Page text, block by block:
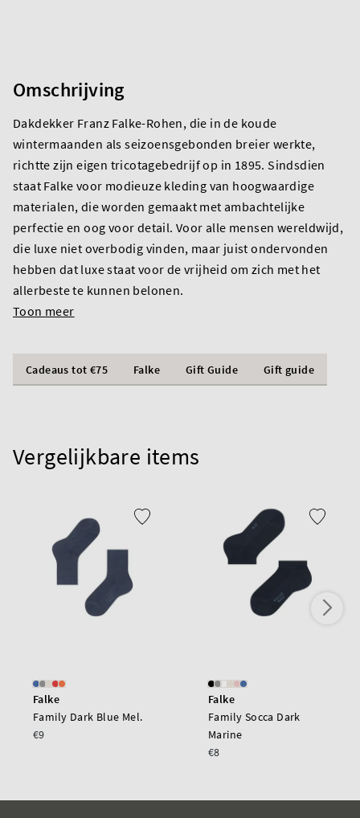
Omschrijving
Dakdekker Franz Falke-Rohen, die in de koude
wintermaanden als seizoensgebonden breier werkte,
richtte zijn eigen tricotagebedrijf op in 1895. Sindsdien
staat Falke voor modieuze kleding van hoogwaardige
materialen, die worden gemaakt met ambachtelijke
perfectie en oog voor detail. Voor alle mensen wereldwijd,
die luxe niet overbodig vinden, maar juist ondervonden
hebben dat luxe staat voor de vrijheid om zich met het
allerbeste te kunnen belonen.
Toon meer
Cadeaus tot €75 Falke Gift Guide Gift guide
Vergelijkbare items
Falke
Family Dark Blue Mel.
€9
Falke
Family Socca Dark
Marine
€8